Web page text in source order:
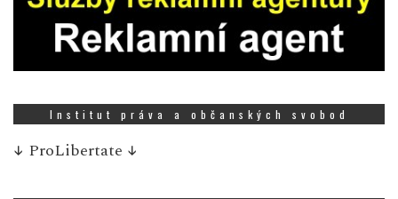
Institut práva a občanských svobod
↓ ProLibertate ↓